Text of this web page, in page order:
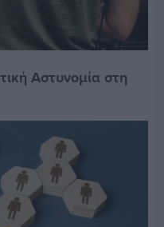
Αστυνομία στη